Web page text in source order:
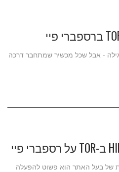
- אבל שכל מכשיר שמתחבר דרכה
של בעל האתר הוא פשוט להפעלה